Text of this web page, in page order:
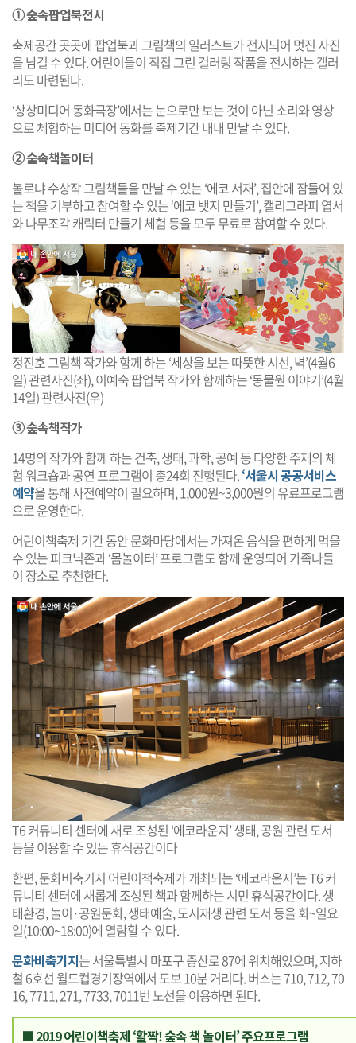
➀ 숲속팝업북전시
축제공간 곳곳에 팝업북과 그림책의 일러스트가 전시되어 멋진 사진
을 남길 수 있다. 어린이들이 직접 그린 컬러링 작품을 전시하는 갤러
리도 마련된다.
‘상상미디어 동화극장’에서는 눈으로만 보는 것이 아닌 소리와 영상
으로 체험하는 미디어 동화를 축제기간 내내 만날 수 있다.
➁ 숲속책놀이터
볼로냐 수상작 그림책들을 만날 수 있는 ‘에코 서재’, 집안에 잠들어 있
는 책을 기부하고 참여할 수 있는 ‘에코 뱃지 만들기’, 캘리그라피 엽서
와 나무조각 캐릭터 만들기 체험 등을 모두 무료로 참여할 수 있다.
정진호 그림책 작가와 함께 하는 ‘세상을 보는 따뜻한 시선, 벽’(4월6
일) 관련사진(좌), 이예숙 팝업북 작가와 함께하는 ‘동물원 이야기’(4월
14일) 관련사진(우)
➂ 숲속책작가
14명의 작가와 함께 하는 건축, 생태, 과학, 공예 등 다양한 주제의 체
험 워크숍과 공연 프로그램이 총24회 진행된다.‘서울시 공공서비스
예약을 통해 사전예약이 필요하며, 1,000원~3,000원의 유료프로그램
으로 운영한다.
어린이책축제 기간 동안 문화마당에서는 가져온 음식을 편하게 먹을
수 있는 피크닉존과 ‘몸놀이터’ 프로그램도 함께 운영되어 가족나들
이 장소로 추천한다.
T6 커뮤니티 센터에 새로 조성된 ‘에코라운지’ 생태, 공원 관련 도서
등을 이용할 수 있는 휴식공간이다
한편, 문화비축기지 어린이책축제가 개최되는 ‘에코라운지’는 T6 커
뮤니티 센터에 새롭게 조성된 책과 함께하는 시민 휴식공간이다. 생
태환경, 놀이·공원문화, 생태예술, 도시재생 관련 도서 등을 화~일요
일(10:00~18:00)에 열람할 수 있다.
문화비축기지는 서울특별시 마포구 증산로 87에 위치해있으며, 지하
철 6호선 월드컵경기장역에서 도보 10분 거리다. 버스는 710, 712, 70
16, 7711, 271, 7733, 7011번 노선을 이용하면 된다.
■ 2019 어린이책축제 ‘활짝! 숲속 책 놀이터’ 주요프로그램